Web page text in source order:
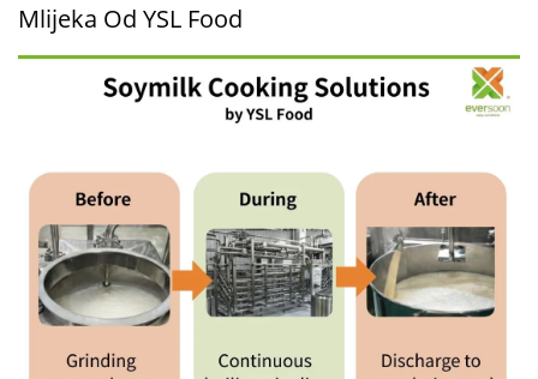
Mlijeka Od YSL Food